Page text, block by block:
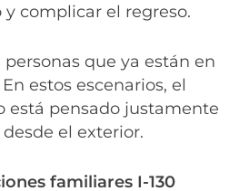
y complicar el regreso.
personas que ya están en
estos escenarios, el
está pensado justamente
el exterior.
familiares I-130